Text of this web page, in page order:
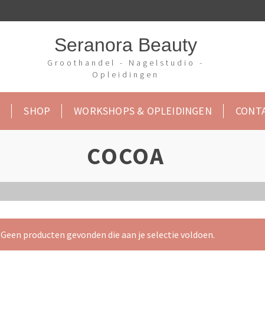
Seranora Beauty
Groothandel - Nagelstudio -
Opleidingen
SHOP WORKSHOPS & OPLEIDINGEN
COCOA
Geen producten gevonden die aan je selectie voldoen.